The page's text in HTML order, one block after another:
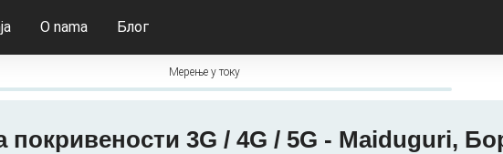
O nama Блог
Мерење у току
3G / 4G / 5G - Maiduguri,